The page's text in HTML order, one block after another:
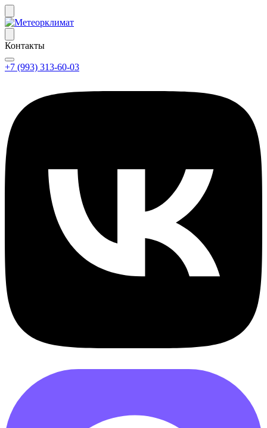
Контакты
+7 (993) 313-60-03